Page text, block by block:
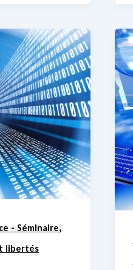
- Séminaire,
libertés